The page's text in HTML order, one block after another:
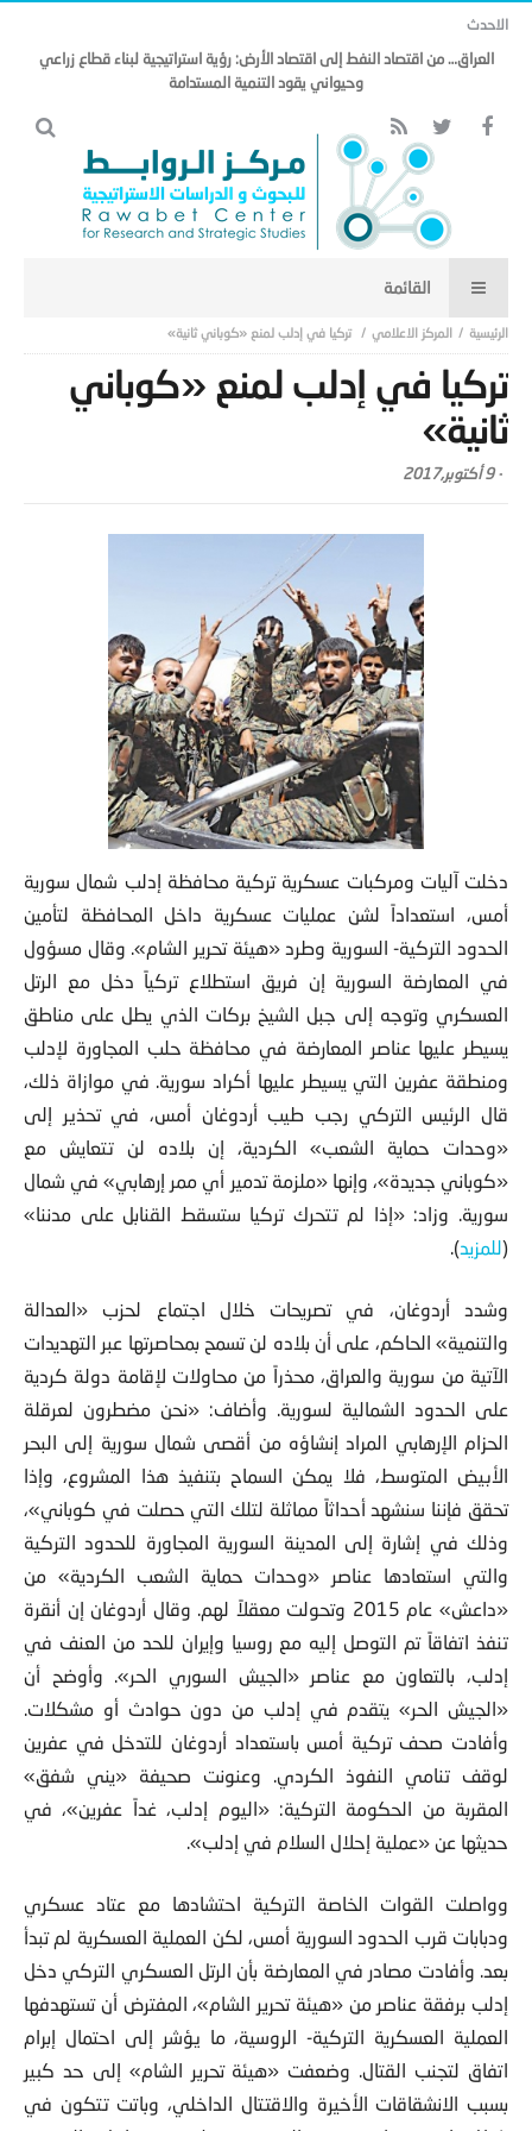
الاحدث
العراق… من اقتصاد النفط إلى اقتصاد الأرض: رؤية استراتيجية لبناء قطاع زراعي
وحيواني يقود التنمية المستدامة
المركز الاعلامي تركيا في إدلب لمنع «كوباني ثانية»
تركيا في إدلب لمنع «كوباني
ثانية»
-9 أكتوبر,2017
دخلت آليات ومركبات عسكرية تركية محافظة إدلب شمال سورية
أمس، استعداداً لشن عمليات عسكرية داخل المحافظة لتأمين
الحدود التركية- السورية وطرد «هيئة تحرير الشام». وقال مسؤول
في المعارضة السورية إن فريق استطلاع تركياً دخل مع الرتل
العسكري وتوجه إلى جبل الشيخ بركات الذي يطل على مناطق
يسيطر عليها عناصر المعارضة في محافظة حلب المجاورة لإدلب
ومنطقة عفرين التي يسيطر عليها أكراد سورية. في موازاة ذلك،
قال الرئيس التركي رجب طيب أردوغان أمس، في تحذير إلى
«وحدات حماية الشعب» الكردية، إن بلاده لن تتعايش مع
«كوباني جديدة»، وإنها «ملزمة تدمير أي ممر إرهابي» في شمال
سورية. وزاد: «إذا لم تتحرك تركيا ستسقط القنابل على مدننا»
(للمزيد).
وشدد أردوغان، في تصريحات خلال اجتماع لحزب «العدالة
والتنمية» الحاكم، على أن بلاده لن تسمح بمحاصرتها عبر التهديدات
الآتية من سورية والعراق، محذراً من محاولات لإقامة دولة كردية
على الحدود الشمالية لسورية. وأضاف: «نحن مضطرون لعرقلة
الحزام الإرهابي المراد إنشاؤه من أقصى شمال سورية إلى البحر
الأبيض المتوسط، فلا يمكن السماح بتنفيذ هذا المشروع، وإذا
تحقق فإننا سنشهد أحداثاً مماثلة لتلك التي حصلت في كوباني»،
وذلك في إشارة إلى المدينة السورية المجاورة للحدود التركية
والتي استعادها عناصر «وحدات حماية الشعب الكردية» من
«داعش» عام 2015 وتحولت معقلاً لهم. وقال أردوغان إن أنقرة
تنفذ اتفاقاً تم التوصل إليه مع روسيا وإيران للحد من العنف في
إدلب، بالتعاون مع عناصر «الجيش السوري الحر». وأوضح أن
«الجيش الحر» يتقدم في إدلب من دون حوادث أو مشكلات.
وأفادت صحف تركية أمس باستعداد أردوغان للتدخل في عفرين
لوقف تنامي النفوذ الكردي. وعنونت صحيفة «يني شفق»
المقربة من الحكومة التركية: «اليوم إدلب، غداً عفرين»، في
حديثها عن «عملية إحلال السلام في إدلب».
وواصلت القوات الخاصة التركية احتشادها مع عتاد عسكري
ودبابات قرب الحدود السورية أمس، لكن العملية العسكرية لم تبدأ
بعد. وأفادت مصادر في المعارضة بأن الرتل العسكري التركي دخل
إدلب برفقة عناصر من «هيئة تحرير الشام»، المفترض أن تستهدفها
العملية العسكرية التركية- الروسية، ما يؤشر إلى احتمال إبرام
اتفاق لتجنب القتال. وضعفت «هيئة تحرير الشام» إلى حد كبير
بسبب الانشقاقات الأخيرة والاقتتال الداخلي، وباتت تتكون في